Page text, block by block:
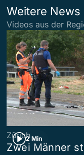
Weitere News
Videos aus der
2 Min
Zürich
Zwei Männer